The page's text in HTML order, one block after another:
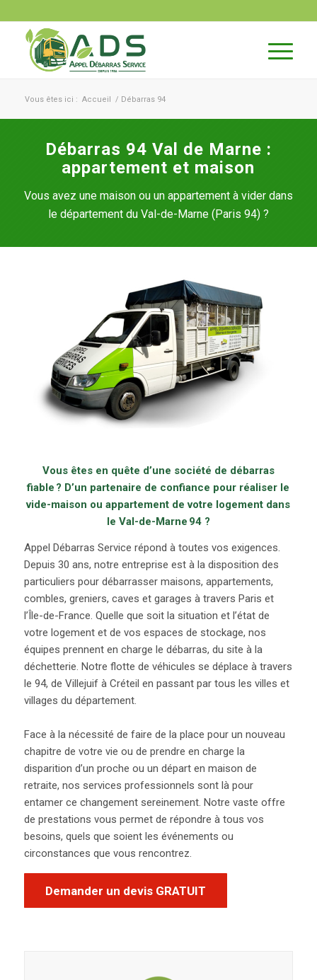
Vous êtes ici : Accueil / Débarras 94
Débarras 94 Val de Marne :
appartement et maison
Vous avez une maison ou un appartement à vider dans
le département du Val-de-Marne (Paris 94) ?
Vous êtes en quête d’une société de débarras
fiable ? D’un partenaire de confiance pour réaliser le
vide-maison ou appartement de votre logement dans
le Val-de-Marne 94 ?
Appel Débarras Service répond à toutes vos exigences.
Depuis 30 ans, notre entreprise est à la disposition des
particuliers pour débarrasser maisons, appartements,
combles, greniers, caves et garages à travers Paris et
l’Île-de-France. Quelle que soit la situation et l’état de
votre logement et de vos espaces de stockage, nos
équipes prennent en charge le débarras, du site à la
déchetterie. Notre flotte de véhicules se déplace à travers
le 94, de Villejuif à Créteil en passant par tous les villes et
villages du département.
Face à la nécessité de faire de la place pour un nouveau
chapitre de votre vie ou de prendre en charge la
disparition d’un proche ou un départ en maison de
retraite, nos services professionnels sont là pour
entamer ce changement sereinement. Notre vaste offre
de prestations vous permet de répondre à tous vos
besoins, quels que soient les événements ou
circonstances que vous rencontrez.
Demander un devis GRATUIT